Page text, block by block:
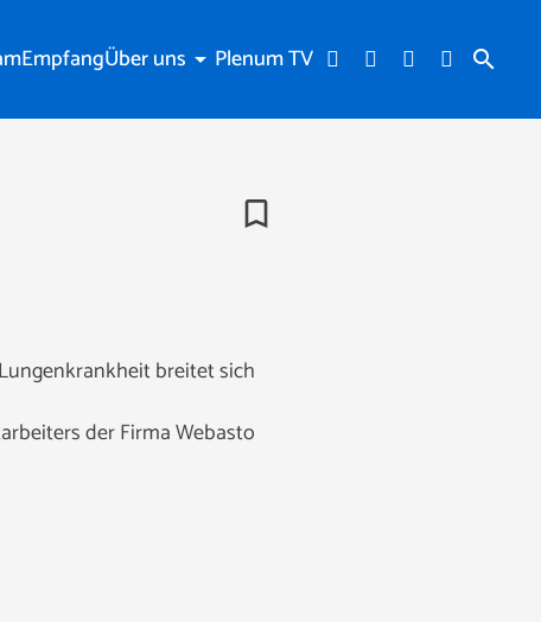
search
EmpfangÜber uns arrow_drop_down Plenum TV
bookmark_border
breitet sich
der Firma Webasto